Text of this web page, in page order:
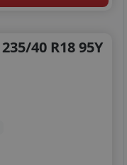
235/40 R18 95Y